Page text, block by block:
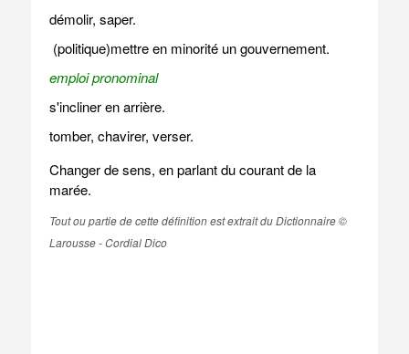
démolir, saper.
(politique)mettre en minorité un gouvernement.
emploi pronominal
s'incliner en arrière.
tomber, chavirer, verser.
Changer de sens, en parlant du courant de la
marée.
Tout ou partie de cette définition est extrait du Dictionnaire ©
Larousse - Cordial Dico